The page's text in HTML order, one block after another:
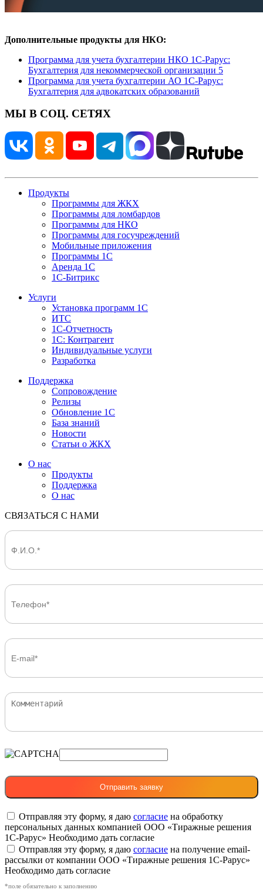
Дополнительные продукты для НКО:
Программа для учета бухгалтерии НКО 1С-Рарус:
Бухгалтерия для некоммерческой организации 5
Программа для учета бухгалтерии АО 1С-Рарус:
Бухгалтерия для адвокатских образований
МЫ В СОЦ. СЕТЯХ
Продукты
Программы для ЖКХ
Программы для ломбардов
Программы для НКО
Программы для госучреждений
Мобильные приложения
Программы 1С
Аренда 1С
1С-Битрикс
Услуги
Установка программ 1С
ИТС
1С-Отчетность
1С: Контрагент
Индивидуальные услуги
Разработка
Поддержка
Сопровождение
Релизы
Обновление 1С
База знаний
Новости
Статьи о ЖКХ
О нас
Продукты
Поддержка
О нас
СВЯЗАТЬСЯ С НАМИ
Отправляя эту форму, я даю согласие на обработку
персональных данных компанией ООО «Тиражные решения
1С-Рарус» Необходимо дать согласие
Отправляя эту форму, я даю согласие на получение email-
рассылки от компании ООО «Тиражные решения 1С-Рарус»
Необходимо дать согласие
*поле обязательно к заполнению